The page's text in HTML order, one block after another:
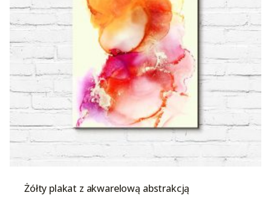
Żółty plakat z akwarelową abstrakcją